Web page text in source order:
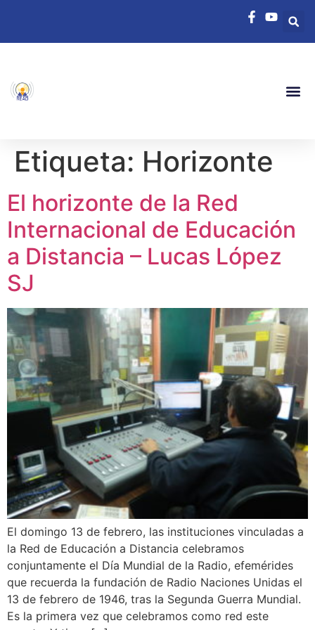
Etiqueta: Horizonte
El horizonte de la Red
Internacional de Educación
a Distancia – Lucas López
SJ
El domingo 13 de febrero, las instituciones vinculadas a
la Red de Educación a Distancia celebramos
conjuntamente el Día Mundial de la Radio, efemérides
que recuerda la fundación de Radio Naciones Unidas el
13 de febrero de 1946, tras la Segunda Guerra Mundial.
Es la primera vez que celebramos como red este